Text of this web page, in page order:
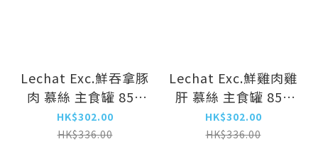
Lechat Exc.鮮吞拿豚
肉 慕絲 主食罐 85g
(LE-0974) x24
HK$302.00
HK$336.00
Lechat Exc.鮮雞肉雞
肝 慕絲 主食罐 85g
(LE-0967) x24
HK$302.00
HK$336.00